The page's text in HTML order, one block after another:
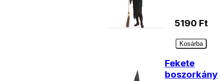
5190 Ft
Kosárba
Fekete
boszorkány